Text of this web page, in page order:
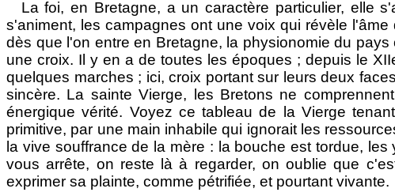
La foi, en Bretagne, a un caractère particulier, elle
s'animent, les campagnes ont une voix qui révèle
dès que l'on entre en Bretagne, la physionomie du
une croix. Il y en a de toutes les époques ; depuis le
quelques marches ; ici, croix portant sur leurs deux
sincère. La sainte Vierge, les Bretons ne
énergique vérité. Voyez ce tableau de la Vierge
primitive, par une main inhabile qui ignorait les
la vive souffrance de la mère : la bouche est tordue,
vous arrête, on reste là à regarder, on oublie que
exprimer sa plainte, comme pétrifiée, et pourtant vivante.